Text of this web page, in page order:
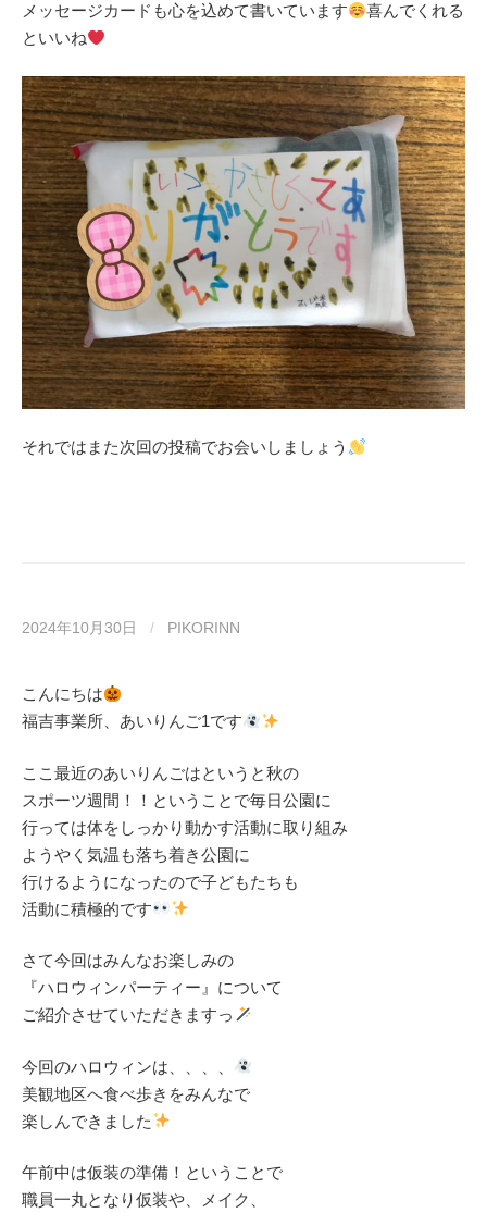
メッセージカードも心を込めて書いています
喜んでくれる
といいね
それではまた次回の投稿でお会いしましょう
2024年10月30日 / PIKORINN
こんにちは
福吉事業所、あいりんご1です
ここ最近のあいりんごはというと秋の
スポーツ週間！！ということで毎日公園に
行っては体をしっかり動かす活動に取り組み
ようやく気温も落ち着き公園に
行けるようになったので子どもたちも
活動に積極的です
さて今回はみんなお楽しみの
『ハロウィンパーティー』について
ご紹介させていただきますっ
今回のハロウィンは、、、、
美観地区へ食べ歩きをみんなで
楽しんできました
午前中は仮装の準備！ということで
職員一丸となり仮装や、メイク、